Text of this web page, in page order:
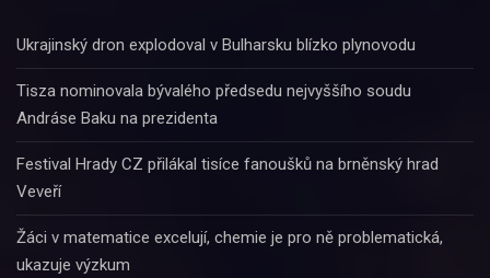
Ukrajinský dron explodoval v Bulharsku blízko plynovodu
Tisza nominovala bývalého předsedu nejvyššího soudu
Andráse Baku na prezidenta
Festival Hrady CZ přilákal tisíce fanoušků na brněnský hrad
Veveří
Žáci v matematice excelují, chemie je pro ně problematická,
ukazuje výzkum